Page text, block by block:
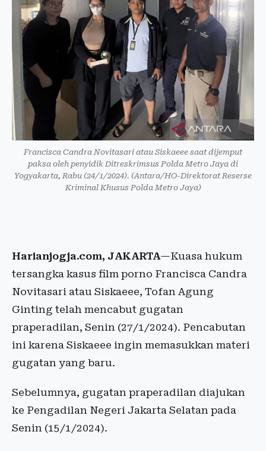
Francisca Candra Novitasari atau Siskaeee saat dijemput
paksa oleh penyidik Ditreskrimsus Polda Metro Jaya di
Yogyakarta, Rabu (24/1/2024). (Antara/HO-Direktorat Reserse
Kriminal Khusus Polda Metro Jaya)
Harianjogja.com, JAKARTA—Kuasa hukum
tersangka kasus film porno Francisca Candra
Novitasari atau Siskaeee, Tofan Agung
Ginting telah mencabut gugatan
praperadilan, Senin (27/1/2024). Pencabutan
ini karena Siskaeee ingin memasukkan materi
gugatan yang baru.
Sebelumnya, gugatan praperadilan diajukan
ke Pengadilan Negeri Jakarta Selatan pada
Senin (15/1/2024).